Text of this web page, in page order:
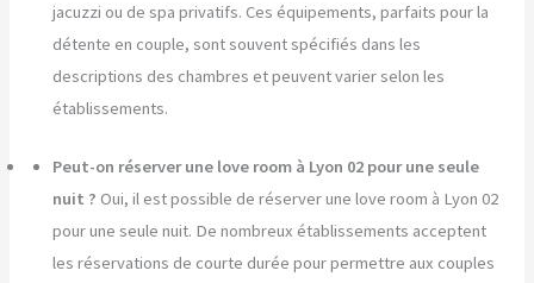
jacuzzi ou de spa privatifs. Ces équipements, parfaits pour la
détente en couple, sont souvent spécifiés dans les
descriptions des chambres et peuvent varier selon les
établissements.
Peut-on réserver une love room à Lyon 02 pour une seule
nuit ? Oui, il est possible de réserver une love room à Lyon 02
pour une seule nuit. De nombreux établissements acceptent
les réservations de courte durée pour permettre aux couples